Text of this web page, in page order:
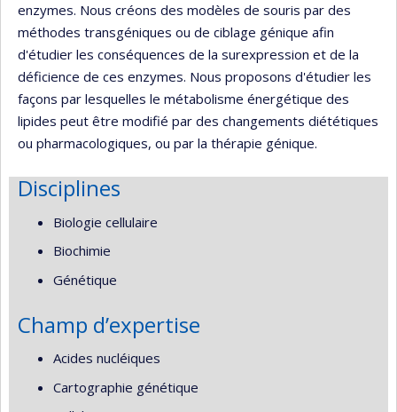
enzymes. Nous créons des modèles de souris par des
méthodes transgéniques ou de ciblage génique afin
d'étudier les conséquences de la surexpression et de la
déficience de ces enzymes. Nous proposons d'étudier les
façons par lesquelles le métabolisme énergétique des
lipides peut être modifié par des changements diététiques
ou pharmacologiques, ou par la thérapie génique.
Disciplines
Biologie cellulaire
Biochimie
Génétique
Champ d’expertise
Acides nucléiques
Cartographie génétique